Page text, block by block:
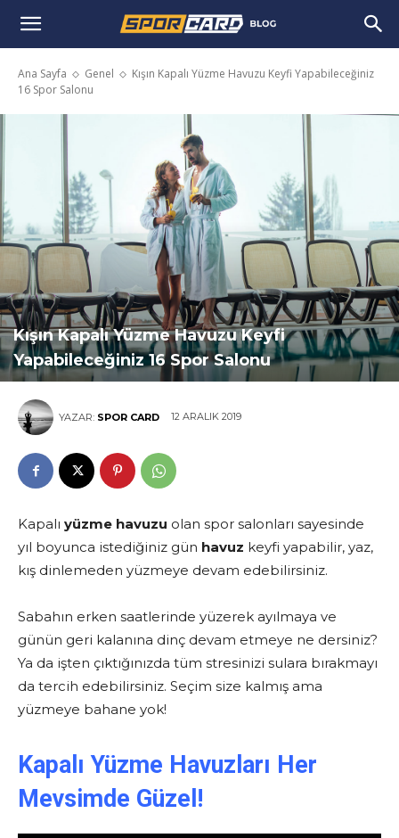
Ana Sayfa Genel
Kışın Kapalı Yüzme Havuzu Keyfi Yapabileceğiniz
16 Spor Salonu
Kışın Kapalı Yüzme Havuzu Keyfi
Yapabileceğiniz 16 Spor Salonu
YAZAR: SPOR CARD 12 ARALIK 2019
Kapalı yüzme havuzu olan spor salonları sayesinde
yıl boyunca istediğiniz gün havuz keyfi yapabilir, yaz,
kış dinlemeden yüzmeye devam edebilirsiniz.
Sabahın erken saatlerinde yüzerek ayılmaya ve
günün geri kalanına dinç devam etmeye ne dersiniz?
Ya da işten çıktığınızda tüm stresinizi sulara bırakmayı
da tercih edebilirsiniz. Seçim size kalmış ama
yüzmeye bahane yok!
Kapalı Yüzme Havuzları Her
Mevsimde Güzel !